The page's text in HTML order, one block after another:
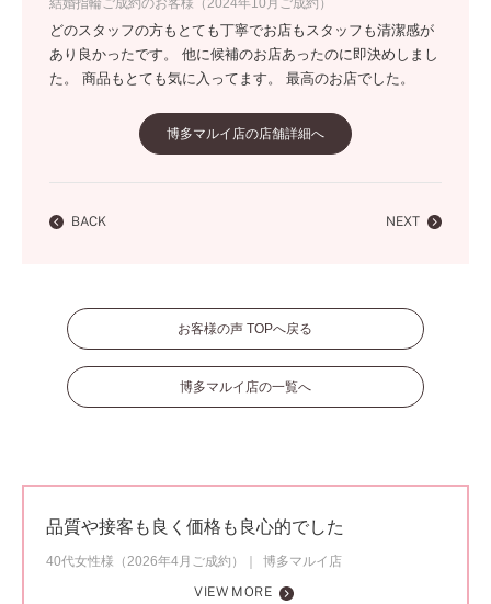
結婚指輪ご成約のお客様（2024年10月ご成約）
どのスタッフの方もとても丁寧でお店もスタッフも清潔感が
あり良かったです。 他に候補のお店あったのに即決めしまし
た。 商品もとても気に入ってます。 最高のお店でした。
博多マルイ店の店舗詳細へ
BACK NEXT
お客様の声 TOPへ戻る
博多マルイ店の一覧へ
品質や接客も良く価格も良心的でした
40代女性様（2026年4月ご成約）
博多マルイ店
VIEW MORE